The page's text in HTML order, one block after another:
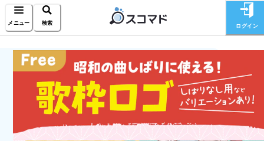
メニュー 検索 ログイン